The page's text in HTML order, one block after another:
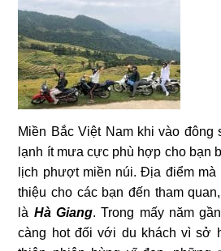
Miền Bắc Việt Nam khi vào đông
lạnh ít mưa cực phù hợp cho bạn
lịch phượt miền núi. Địa điểm
thiệu cho các bạn đến tham
là Hà Giang. Trong mấy năm
càng hot đối với du khách vì sở